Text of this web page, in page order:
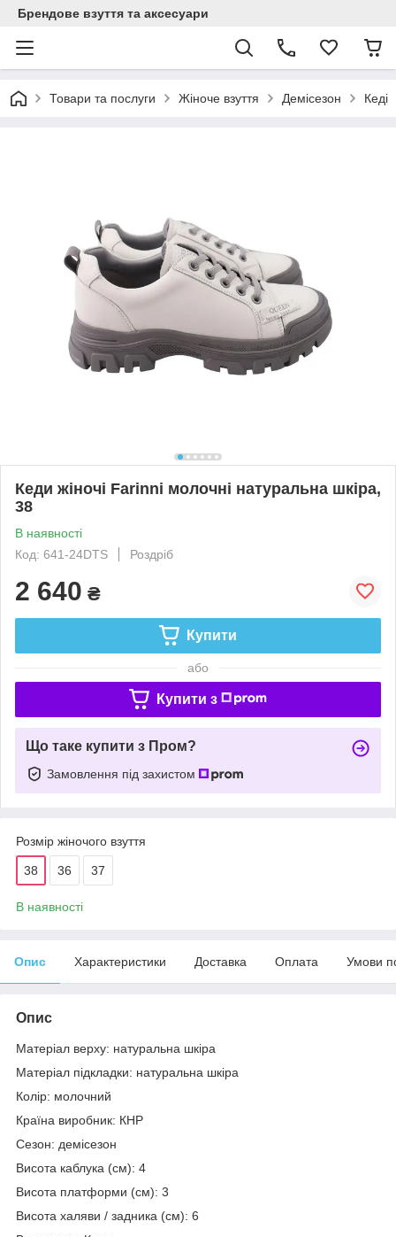
Брендове взуття та аксесуари
Товари та послуги Жіноче взуття Демісезон Кеді
Кеди жіночі Farinni молочні натуральна шкіра,
38
В наявності
Код: 641-24DTS
Роздріб
2 640 ₴
Купити
або
Купити з
Що таке купити з Пром?
Замовлення під захистом
Розмір жіночого взуття
38 36 37
В наявності
Опис Характеристики Доставка Оплата Умови
Опис
Матеріал верху: натуральна шкіра
Матеріал підкладки: натуральна шкіра
Колір: молочний
Країна виробник: КНР
Сезон: демісезон
Висота каблука (см): 4
Висота платформи (см): 3
Висота халяви / задника (см): 6